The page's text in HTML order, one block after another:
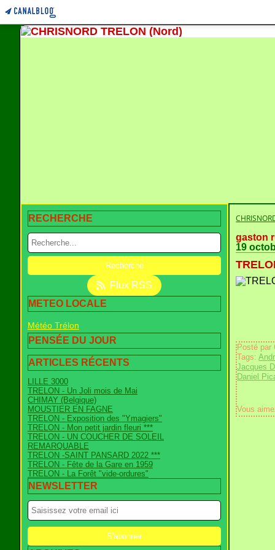
RECHERCHE
Flux RSS
METEO LOCALE
Météo Trélon
PENSÉE DU JOUR
ARTICLES RÉCENTS
LILLE 3000
TRELON - Un Joli mois de Mai
CHIMAY (Belgique)
MOUSTIER EN FAGNE
TRELON - Exposition des "Ymagiers"
TRELON - Mon petit jardin fleuri ***
TRELON - UN COUCHER DE SOLEIL
REMARQUABLE
TRELON -SAINT PANSARD 2022 ***
TRELON - Fête de la Gare en 1959
TRELON - La Forêt "vide-ordures"
NEWSLETTER
gaston
19
Posté par
Tags:
Jacques
Daniel
Vous